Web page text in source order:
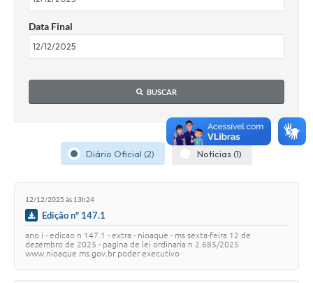
Data Final
BUSCAR
Diário Oficial (2) Notícias (1)
12/12/2025 às 13h24
Edição nº 147.1
ano i - edicao n 147.1 - extra - nioaque - ms sexta-feira 12 de
dezembro de 2025 - pagina de lei ordinaria n 2.685/2025
www.nioaque.ms.gov.br poder executivo